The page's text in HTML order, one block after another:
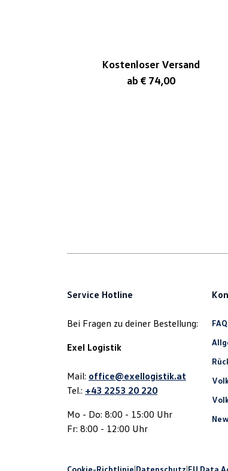
Kostenloser Versand
ab € 74,00
Service Hotline
Bei Fragen zu deiner Bestellung:
Exel Logistik
Mail: office@exellogistik.at
Tel.: +43 2253 20 220
Mo - Do: 8:00 - 15:00 Uhr
Fr: 8:00 - 12:00 Uhr
Cookie-Richtlinie|Datenschutz|EU Data